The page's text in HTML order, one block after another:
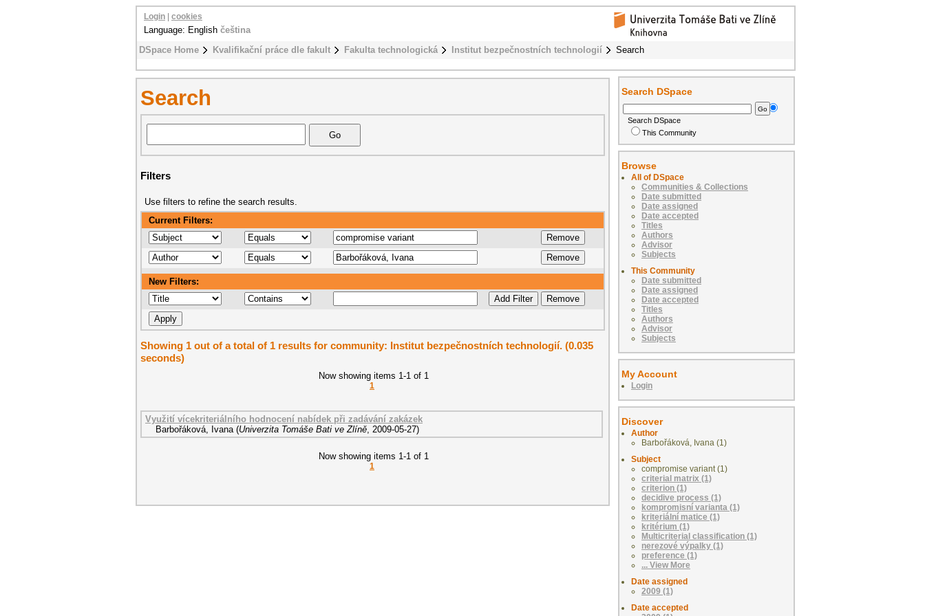
DSpace Home Kvalifikační práce dle fakult Fakulta technologická Institut bezpečnostních technologií Search
Login cookies
Language: English čeština
Search
Filters
Use filters to refine the search results.
Current Filters:
New Filters:
Showing 1 out of a total of 1 results for community: Institut bezpečnostních technologií. (0.035
seconds)
Now showing items 1-1 of 1
1
Využití vícekriteriálního hodnocení nabídek při zadávání zakázek
Barbořáková, Ivana (Univerzita Tomáše Bati ve Zlíně 2009-05-27)
Now showing items 1-1 of 1
1
Search DSpace
Search DSpace
This Community
Browse
All of DSpace
Communities & Collections
Date submitted
Date assigned
Date accepted
Titles
Authors
Advisor
Subjects
This Community
Date submitted
Date assigned
Date accepted
Titles
Authors
Advisor
Subjects
My Account
Login
Discover
Author
Barbořáková, Ivana (1)
Subject
compromise variant (1)
criterial matrix (1)
criterion (1)
decidive process (1)
kompromisní varianta (1)
kriteriální matice (1)
kritérium (1)
Multicriterial classification (1)
nerezové výpalky (1)
preference (1)
... View More
Date assigned
2009 (1)
Date accepted